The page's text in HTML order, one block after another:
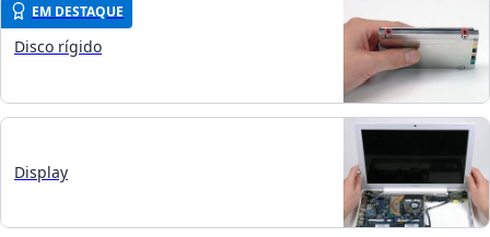
EM DESTAQUE
Disco rígido
Display